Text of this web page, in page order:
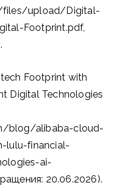
files/upload/Digital-
Footprint.pdf,
Footprint with
Digital Technologies
blog/alibaba-cloud-
lulu-financial-
ai-
20.06.2026).